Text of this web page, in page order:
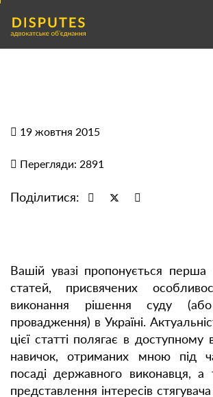
19 жовтня 2015
Перегляди: 2891
Поділитися:
Вашій увазі пропонується перша
статей, присвячених
виконання рішення суду (або
провадження) в Україні.
цієї статті полягає в доступному
навичок, отриманих мною під
посаді державного виконавця, а
представлення інтересів